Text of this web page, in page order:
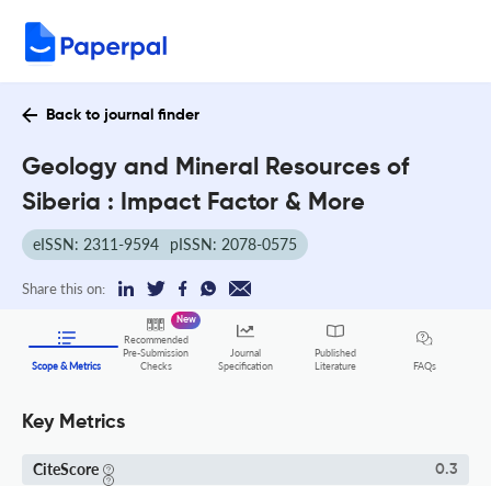
Back to journal finder
Geology and Mineral Resources of
Siberia : Impact Factor & More
eISSN: 2311-9594 pISSN: 2078-0575
Share this on:
Scope & Metrics
Recommended
Pre-Submission
Checks
New
Journal
Specification
Published
Literature
FAQs
Key Metrics
CiteScore 0.3